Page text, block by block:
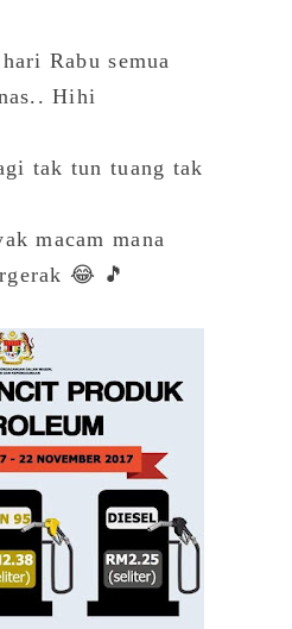
Rabu semua
Hihi
tak tun tuang tak
macam mana
😂 🎵